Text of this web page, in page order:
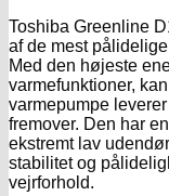
Toshiba Greenline
af de mest
Med den højeste
varmefunktioner,
varmepumpe
fremover. Den har
ekstremt lav
stabilitet og
vejrforhold.